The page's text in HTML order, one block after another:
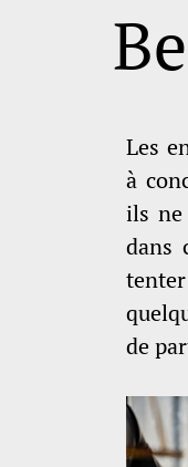
Les
à
ils ne
dans
de